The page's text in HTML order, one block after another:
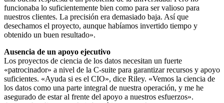
funcionaba lo suficientemente bien como para ser valioso para
nuestros clientes. La precisión era demasiado baja. Así que
desechamos el proyecto, aunque habíamos invertido tiempo y
obtenido un buen resultado».
Ausencia de un apoyo ejecutivo
Los proyectos de ciencia de los datos necesitan un fuerte
«patrocinador» a nivel de la C-suite para garantizar recursos y apoyo
suficientes. «Ayuda si es el CIO», dice Riley. «Vemos la ciencia de
los datos como una parte integral de nuestra operación, y me he
asegurado de estar al frente del apoyo a nuestros esfuerzos».